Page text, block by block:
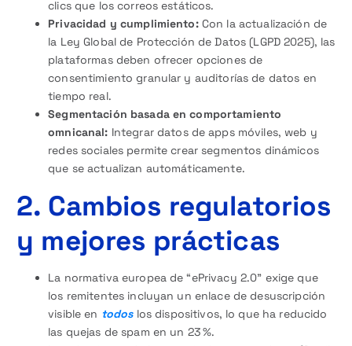
clics que los correos estáticos.
Privacidad y cumplimiento:Con la actualización de
la Ley Global de Protección de Datos (LGPD 2025), las
plataformas deben ofrecer opciones de
consentimiento granular y auditorías de datos en
tiempo real.
Segmentación basada en comportamiento
omnicanal: Integrar datos de apps móviles, web y
redes sociales permite crear segmentos dinámicos
que se actualizan automáticamente.
2. Cambios regulatorios
y mejores prácticas
La normativa europea de “ePrivacy 2.0” exige que
los remitentes incluyan un enlace de desuscripción
visible en todoslos dispositivos, lo que ha reducido
las quejas de spam en un 23 %.